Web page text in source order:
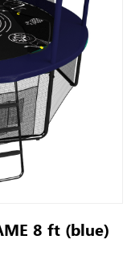
8 ft (blue)